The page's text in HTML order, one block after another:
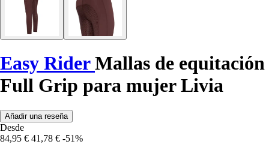
Easy RiderMallas de equitación
Full Grip para mujer Livia
Añadir una reseña
Desde
84,95 € 41,78 € -51%